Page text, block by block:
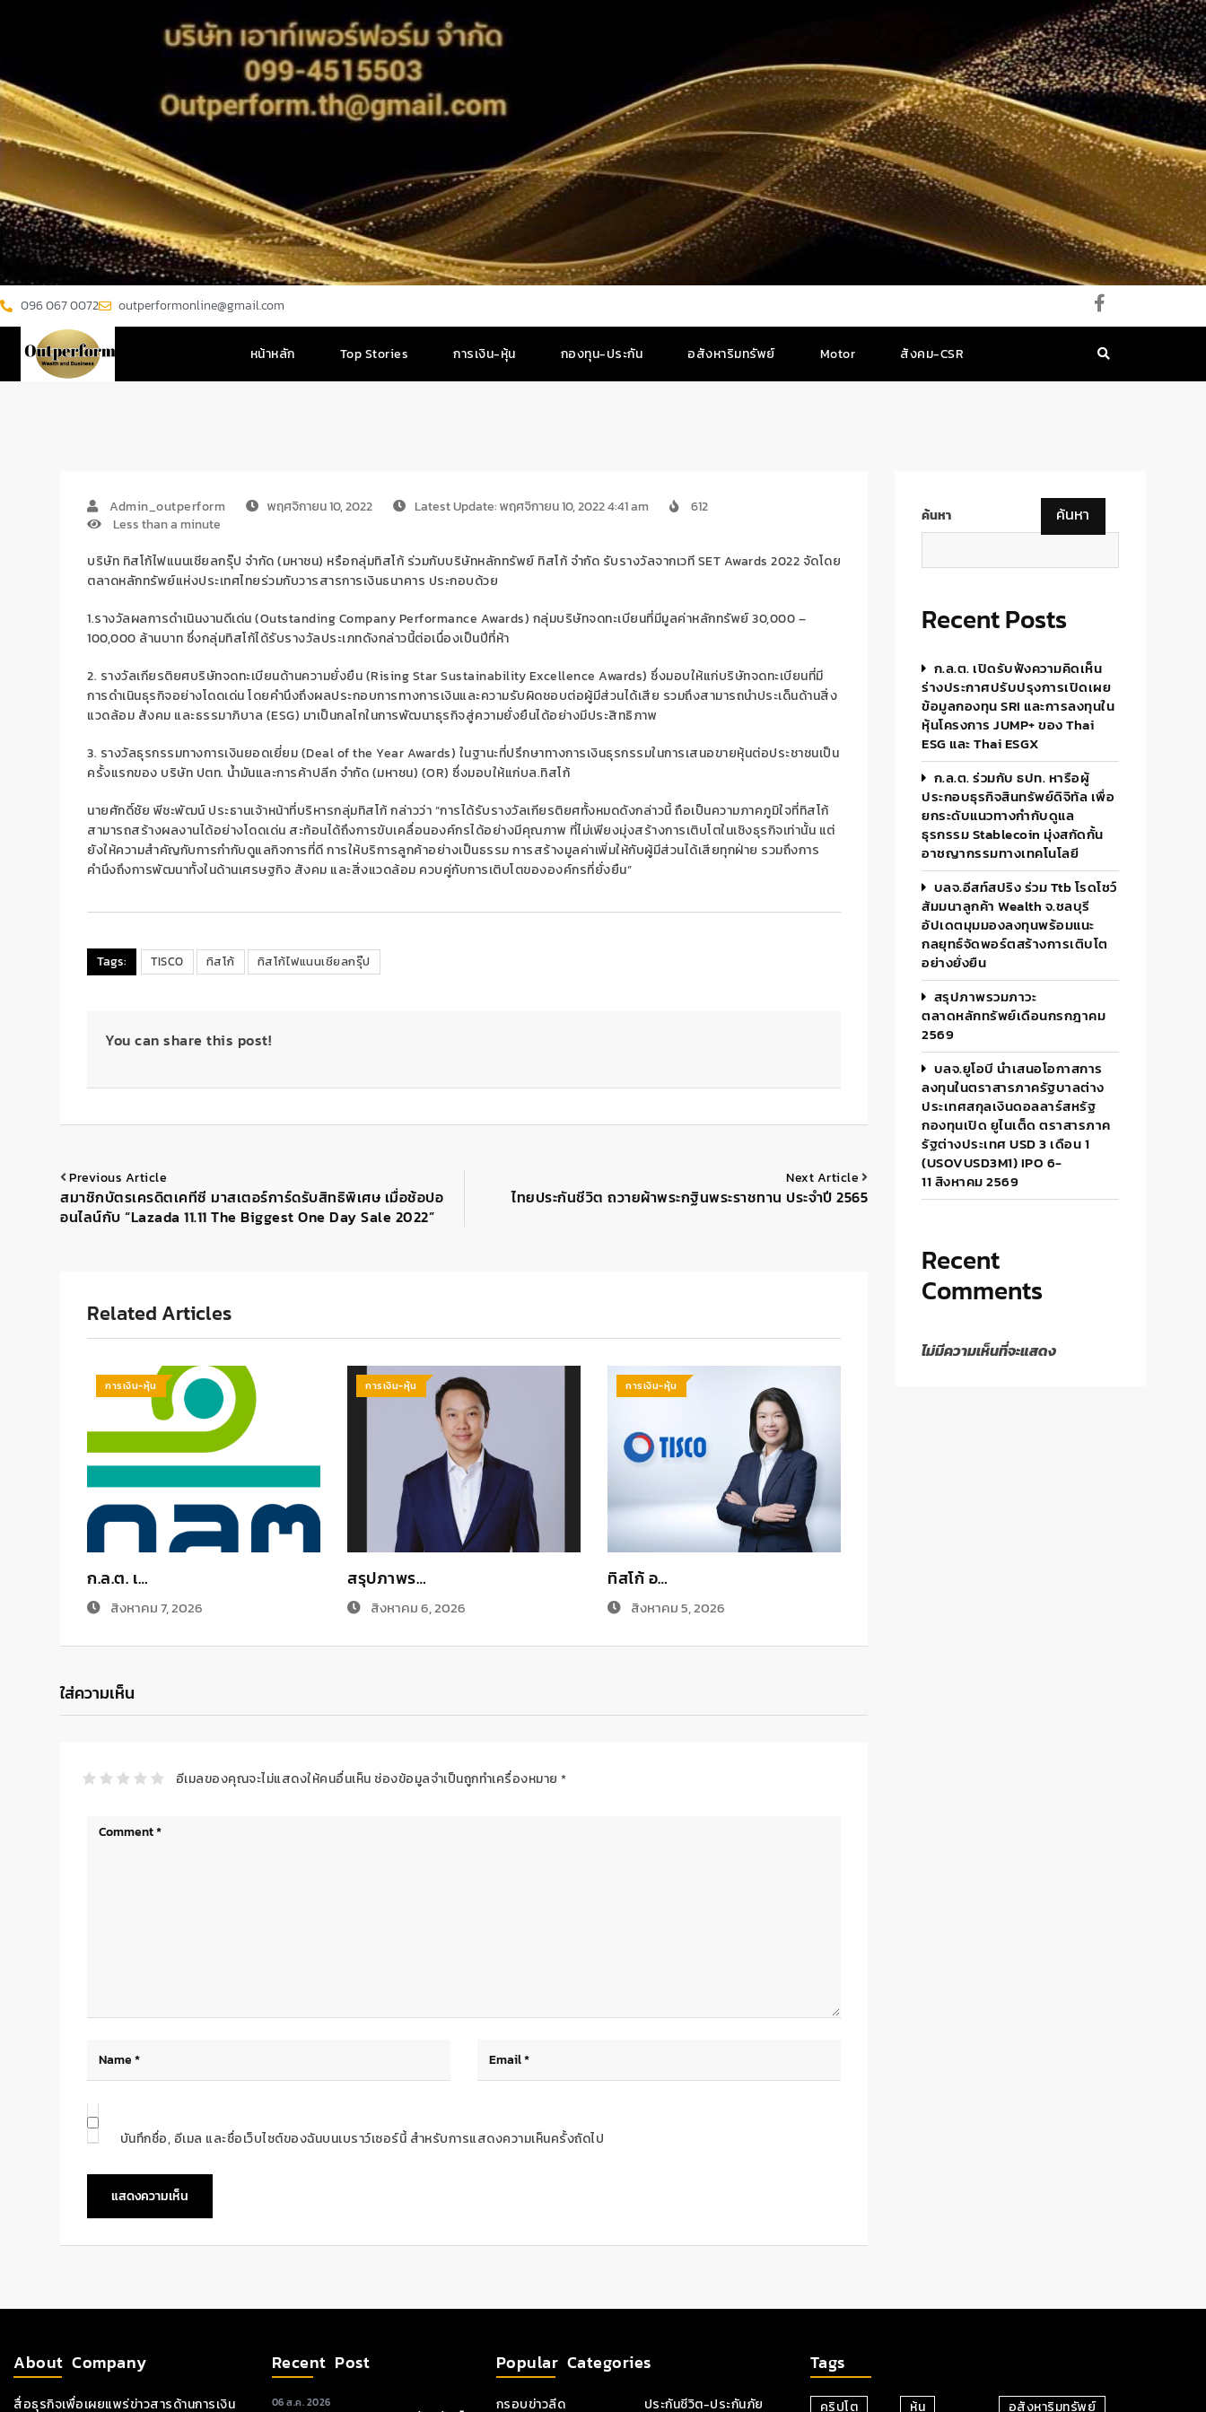
096 067 0072 outperformonline@gmail.com
หน้าหลัก Top Stories การเงิน-หุ้น กองทุน-ประกัน อสังหาริมทรัพย์ Motor สังคม-CSR
Admin_outperform พฤศจิกายน 10, 2022 Latest Update: พฤศจิกายน 10, 2022 4:41 am
612
Less than a minute
บริษัท ทิสโก้ไฟแนนเชียลกรุ๊ป จำกัด (มหาชน) หรือกลุ่มทิสโก้ ร่วมกับบริษัทหลักทรัพย์ ทิสโก้ จำกัด รับรางวัลจากเวทีSET Awards 2022 จัดโดย
ตลาดหลักทรัพย์แห่งประเทศไทยร่วมกับวารสารการเงินธนาคาร ประกอบด้วย
1.รางวัลผลการดำเนินงานดีเด่น (Outstanding Company Performance Awards) กลุ่มบริษัทจดทะเบียนที่มีมูลค่าหลักทรัพย์30,000 –
100,000 ล้านบาท ซึ่งกลุ่มทิสโก้ได้รับรางวัลประเภทดังกล่าวนี้ต่อเนื่องเป็นปีที่ห้า
2. รางวัลเกียรติยศบริษัทจดทะเบียนด้านความยั่งยืน (Rising Star Sustainability Excellence Awards) ซึ่งมอบให้แก่บริษัทจดทะเบียนที่มี
การดำเนินธุรกิจอย่างโดดเด่น โดยคำนึงถึงผลประกอบการทางการเงินและความรับผิดชอบต่อผู้มีส่วนได้เสีย รวมถึงสามารถนำประเด็นด้านสิ่ง
แวดล้อม สังคม และธรรมาภิบาล (ESG) มาเป็นกลไกในการพัฒนาธุรกิจสู่ความยั่งยืนได้อย่างมีประสิทธิภาพ
3. รางวัลธุรกรรมทางการเงินยอดเยี่ยม (Deal of the Year Awards) ในฐานะที่ปรึกษาทางการเงินธุรกรรมในการเสนอขายหุ้นต่อประชาชนเป็น
ครั้งแรกของ บริษัท ปตท. น้ำมันและการค้าปลีก จำกัด (มหาชน) (OR) ซึ่งมอบให้แก่บล.ทิสโก้
นายศักดิ์ชัย พีชะพัฒน์ ประธานเจ้าหน้าที่บริหารกลุ่มทิสโก้กล่าวว่า “การได้รับรางวัลเกียรติยศทั้งหมดดังกล่าวนี้ ถือเป็นความภาคภูมิใจที่ทิสโก้
สามารถสร้างผลงานได้อย่างโดดเด่น สะท้อนได้ถึงการขับเคลื่อนองค์กรได้อย่างมีคุณภาพ ที่ไม่เพียงมุ่งสร้างการเติบโตในเชิงธุรกิจเท่านั้น แต่
ยังให้ความสำคัญกับการกำกับดูแลกิจการที่ดี การให้บริการลูกค้าอย่างเป็นธรรม การสร้างมูลค่าเพิ่มให้กับผู้มีส่วนได้เสียทุกฝ่าย รวมถึงการ
คำนึงถึงการพัฒนาทั้งในด้านเศรษฐกิจ สังคม และสิ่งแวดล้อม ควบคู่กับการเติบโตขององค์กรที่ยั่งยืน”
Tags: TISCO ทิสโก้ ทิสโก้ไฟแนนเชียลกรุ๊ป
You can share this post!
Previous Article
สมาชิกบัตรเครดิตเคทีซี มาสเตอร์การ์ดรับสิทธิพิเศษ เมื่อช้อปอ
อนไลน์กับ “Lazada 11.11 The Biggest One Day Sale 2022”
Next Article
ไทยประกันชีวิต ถวายผ้าพระกฐินพระราชทาน ประจำปี 2565
Related Articles
การเงิน-หุ้น
ก.ล.ต. เ…
สิงหาคม 7, 2026
การเงิน-หุ้น
สรุปภาพร…
สิงหาคม 6, 2026
การเงิน-หุ้น
ทิสโก้ อ…
สิงหาคม 5, 2026
ใส่ความเห็น
อีเมลของคุณจะไม่แสดงให้คนอื่นเห็น ช่องข้อมูลจำเป็นถูกทำเครื่องหมาย *
บันทึกชื่อ, อีเมล และชื่อเว็บไซต์ของฉันบนเบราว์เซอร์นี้ สำหรับการแสดงความเห็นครั้งถัดไป
ค้นหา ค้นหา
Recent Posts
ก.ล.ต. เปิดรับฟังความคิดเห็น
ร่างประกาศปรับปรุงการเปิดเผย
ข้อมูลกองทุน SRI และการลงทุนใน
หุ้นโครงการ JUMP+ ของ Thai
ESG และ Thai ESGX
ก.ล.ต. ร่วมกับ ธปท. หารือผู้
ประกอบธุรกิจสินทรัพย์ดิจิทัล เพื่อ
ยกระดับแนวทางกำกับดูแล
ธุรกรรม Stablecoin มุ่งสกัดกั้น
อาชญากรรมทางเทคโนโลยี
บลจ.อีสท์สปริง ร่วม Ttb โรดโชว์
สัมมนาลูกค้า Wealth จ.ชลบุรี
อัปเดตมุมมองลงทุนพร้อมแนะ
กลยุทธ์จัดพอร์ตสร้างการเติบโต
อย่างยั่งยืน
สรุปภาพรวมภาวะ
ตลาดหลักทรัพย์เดือนกรกฎาคม
2569
บลจ.ยูโอบี นำเสนอโอกาสการ
ลงทุนในตราสารภาครัฐบาลต่าง
ประเทศสกุลเงินดอลลาร์สหรัฐ
กองทุนเปิด ยูไนเต็ด ตราสารภาค
รัฐต่างประเทศ USD 3 เดือน 1
(USOVUSD3M1) IPO 6-
11 สิงหาคม 2569
Recent
Comments
ไม่มีความเห็นที่จะแสดง
About Company
สื่อธุรกิจเพื่อเผยแพร่ข่าวสารด้านการเงิน
Recent Post
06 ส.ค. 2026
Popular Categories
กรอบข่าวลีด ประกันชีวิต-ประกันภัย
Tags
คริปโต หุ้น อสังหาริมทรัพย์